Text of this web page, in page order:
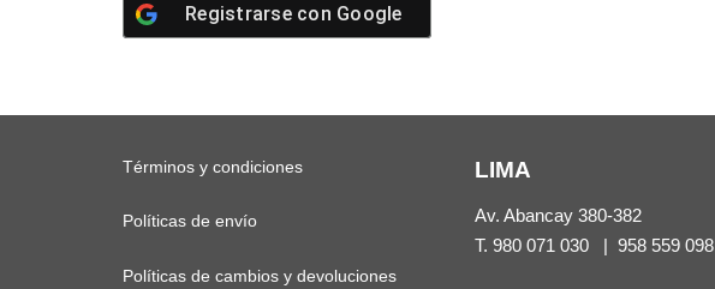
Registrarse con Google
Términos y condiciones
Políticas de envío
Políticas de cambios y devoluciones
LIMA
Av. Abancay 380-382
T. 980 071 030| 958 559 098